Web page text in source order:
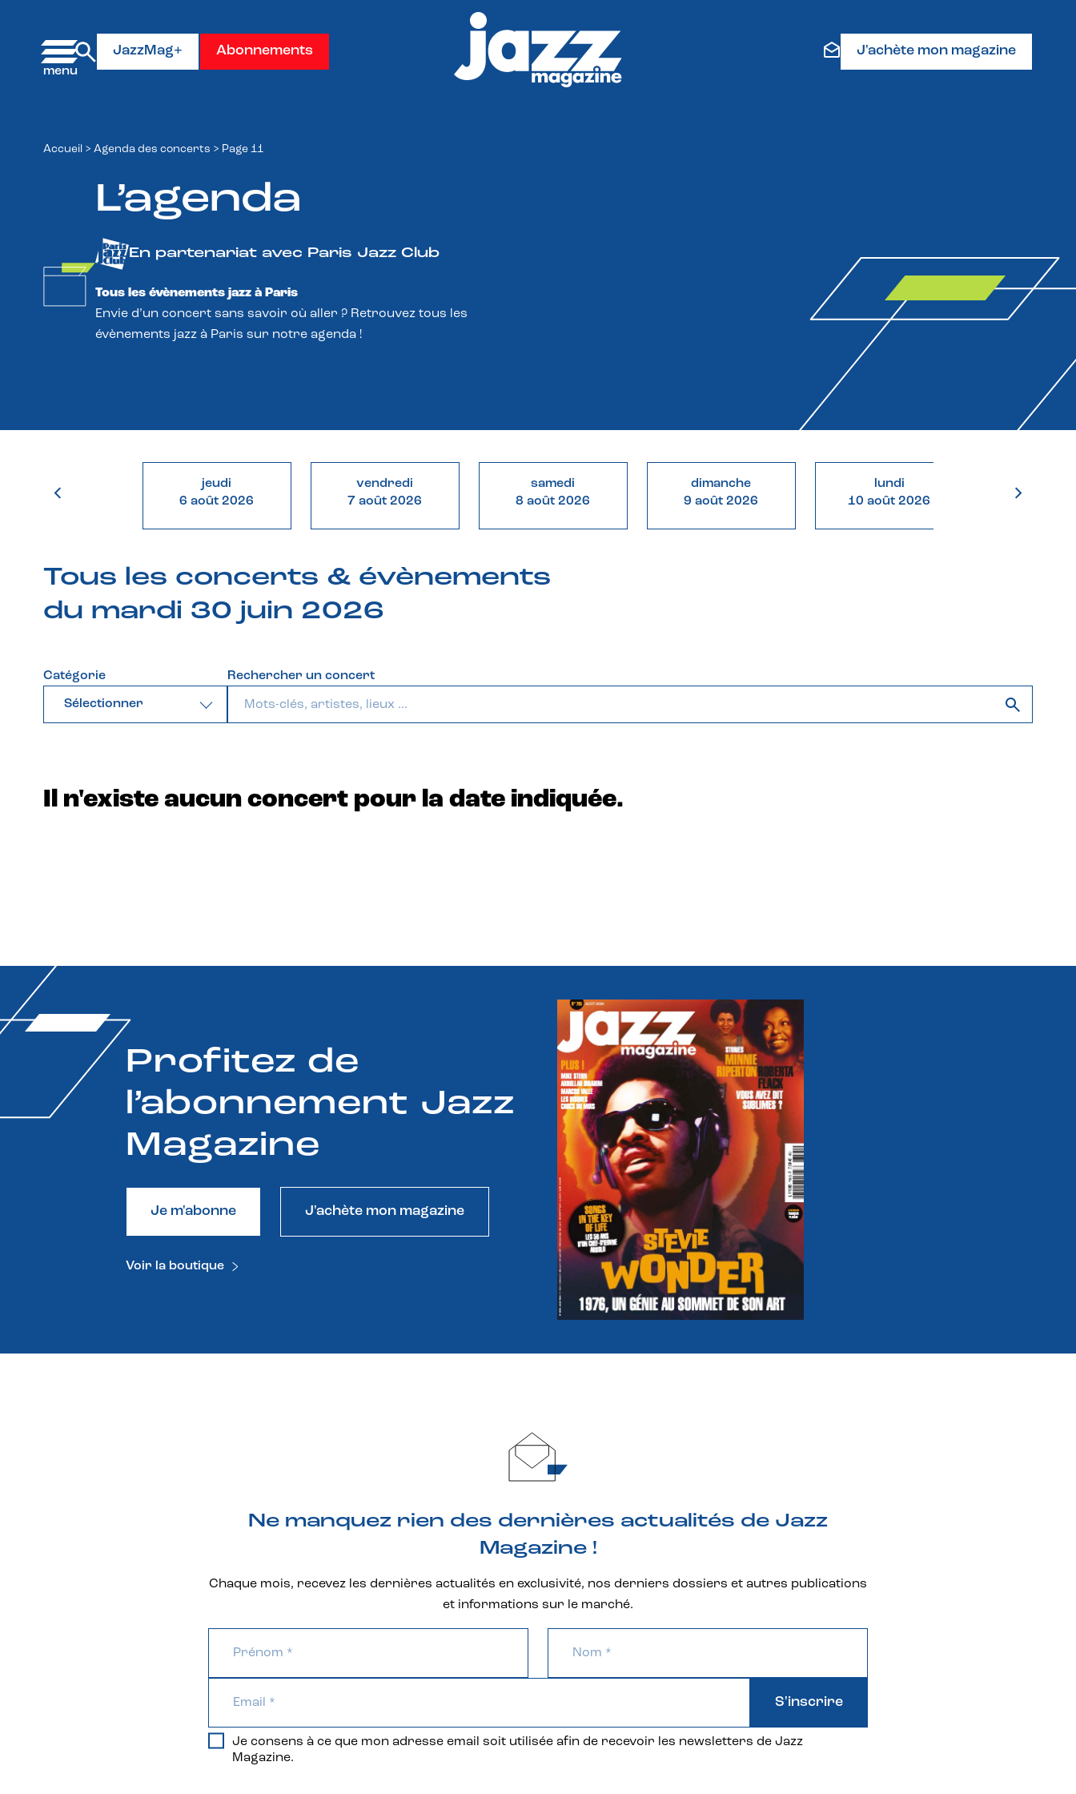
JazzMag+ Abonnements J'achète mon magazine
Accueil > Agenda des concerts > Page 11
L’agenda
En partenariat avec Paris Jazz Club
Tous les évènements jazz à Paris
Envie d’un concert sans savoir où aller ? Retrouvez tous les
évènements jazz à Paris sur notre agenda !
jeudi
6 août 2026
vendredi
7 août 2026
samedi
8 août 2026
dimanche
9 août 2026
lundi
10 août 2026
11 août
Tous les concerts & évènements
du mardi 30 juin 2026
Catégorie
Sélectionner
Rechercher un concert
Il n'existe aucun concert pour la date indiquée.
Profitez de
l’abonnement Jazz
Magazine
Je m'abonne J'achète mon magazine
Voir la boutique
Ne manquez rien des dernières actualités de Jazz
Magazine !
Chaque mois, recevez les dernières actualités en exclusivité, nos derniers dossiers et autres publications
et informations sur le marché.
Je consens à ce que mon adresse email soit utilisée afin de recevoir les newsletters de Jazz
Magazine.
S'inscrire